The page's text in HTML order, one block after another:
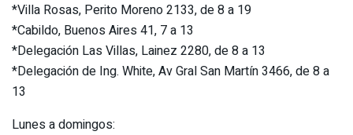
*Villa Rosas, Perito Moreno 2133, de 8 a 19
*Cabildo, Buenos Aires 41, 7 a 13
*Delegación Las Villas, Lainez 2280, de 8 a 13
*Delegación de Ing. White, Av Gral San Martín 3466, de 8 a
13
Lunes a domingos: